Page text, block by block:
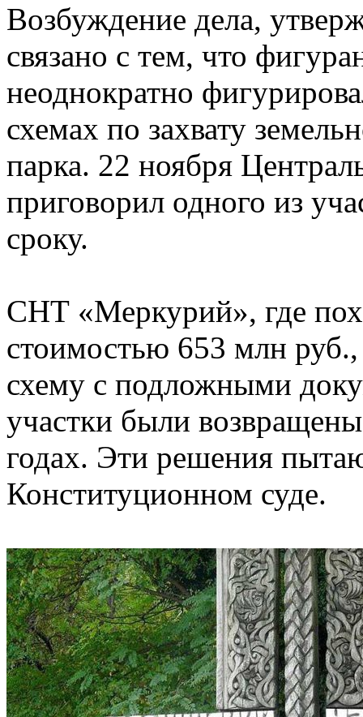
Возбуждение дела,
связано с тем, что
неоднократно
схемах по захвату
парка. 22 ноября
приговорил одного из
сроку.
СНТ «Меркурий», где
стоимостью 653 млн руб.,
схему с подложными
участки были
годах. Эти решения
Конституционном суде.